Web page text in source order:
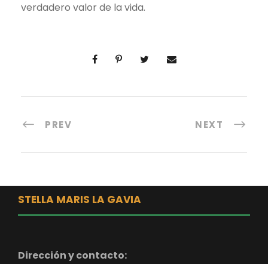
verdadero valor de la vida.
PREV NEXT
STELLA MARIS LA GAVIA
Dirección y contacto: